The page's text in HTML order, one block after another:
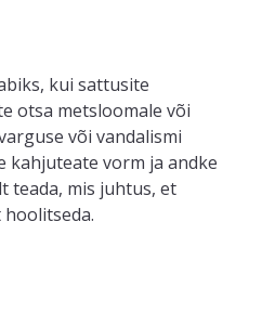
kui sattusite
otsa metsloomale või
või vandalismi
kahjuteate vorm ja andke
teada, mis juhtus, et